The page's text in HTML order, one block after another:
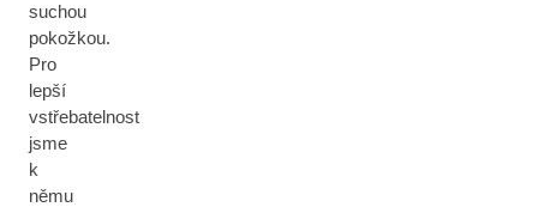
suchou
pokožkou.
Pro
lepší
vstřebatelnost
jsme
k
němu